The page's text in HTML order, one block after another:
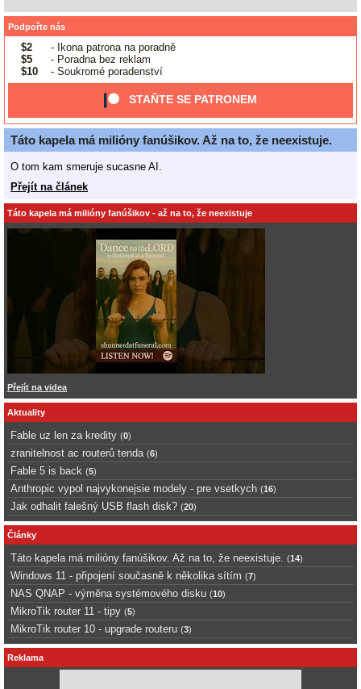
Podpořte nás
$2
- Ikona patrona na poradně
$5
- Poradna bez reklam
$10
- Soukromé poradenství
STAŇTE SE PATRONEM
Táto kapela má milióny fanúšikov. Až na to, že neexistuje.
O tom kam smeruje sucasne AI.
Přejít na článek
Táto kapela má milióny fanúšikov - až na to, že neexistuje
Přejít na videa
Aktuality
Fable uz len za kredity (0)
zranitelnost ac routerů tenda (6)
Fable 5 is back (5)
Anthropic vypol najvykonejsie modely - pre vsetkych (16)
Jak odhalit falešný USB flash disk? (20)
Články
Táto kapela má milióny fanúšikov. Až na to, že neexistuje. (14)
Windows 11 - připojení současně k několika sítím (7)
NAS QNAP - výměna systémového disku (10)
MikroTik router 11 - tipy (5)
MikroTik router 10 - upgrade routeru (3)
Reklama